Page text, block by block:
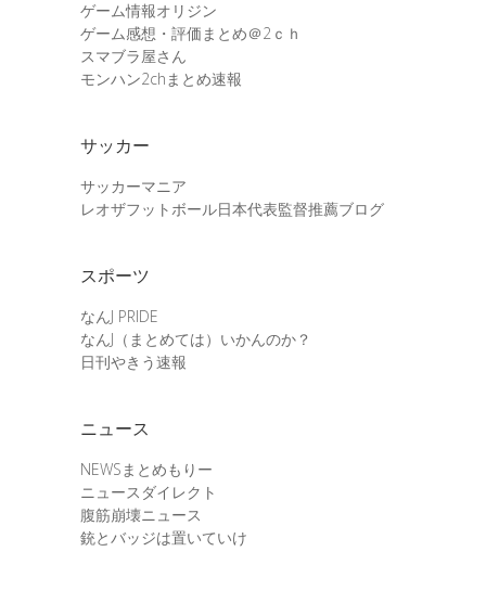
ゲーム情報オリジン
ゲーム感想・評価まとめ＠2ｃｈ
スマブラ屋さん
モンハン2chまとめ速報
サッカー
サッカーマニア
レオザフットボール日本代表監督推薦ブログ
スポーツ
なんJ PRIDE
なんJ（まとめては）いかんのか？
日刊やきう速報
ニュース
NEWSまとめもりー
ニュースダイレクト
腹筋崩壊ニュース
銃とバッジは置いていけ